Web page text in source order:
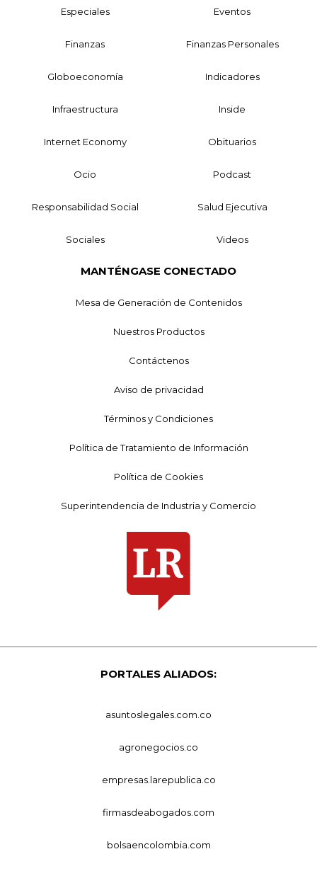
Especiales Eventos
Finanzas Finanzas Personales
Globoeconomía Indicadores
Infraestructura Inside
Internet Economy Obituarios
Ocio Podcast
Responsabilidad Social Salud Ejecutiva
Sociales Videos
MANTÉNGASE CONECTADO
Mesa de Generación de Contenidos
Nuestros Productos
Contáctenos
Aviso de privacidad
Términos y Condiciones
Política de Tratamiento de Información
Política de Cookies
Superintendencia de Industria y Comercio
PORTALES ALIADOS:
asuntoslegales.com.co
agronegocios.co
empresas.larepublica.co
firmasdeabogados.com
bolsaencolombia.com